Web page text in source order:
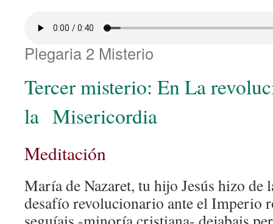
Plegaria 2 Misterio
Tercer misterio: En La
la Misericordia
Meditación
María de Nazaret, tu hijo Jesús hizo
desafío revolucionario ante el Imperio